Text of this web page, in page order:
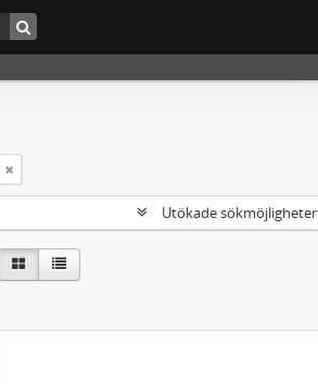
Utökade sökmöjligheter